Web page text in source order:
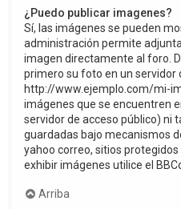
¿Puedo publicar imagenes?
Sí, las imágenes se pueden
administración permite
imagen directamente al foro.
primero su foto en un servidor
http://www.ejemplo.com/mi-
imágenes que se encuentren
servidor de acceso público) ni
guardadas bajo mecanismos
yahoo correo, sitios
exhibir imágenes utilice el
Arriba